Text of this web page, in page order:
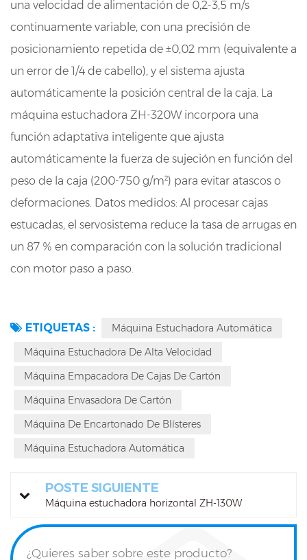
una velocidad de alimentación de 0,2-3,5 m/s
continuamente variable, con una precisión de
posicionamiento repetida de ±0,02 mm (equivalente a
un error de 1/4 de cabello), y el sistema ajusta
automáticamente la posición central de la caja. La
máquina estuchadora ZH-320W incorpora una
función adaptativa inteligente que ajusta
automáticamente la fuerza de sujeción en función del
peso de la caja (200-750 g/m²) para evitar atascos o
deformaciones. Datos medidos: Al procesar cajas
estucadas, el servosistema reduce la tasa de arrugas en
un 87 % en comparación con la solución tradicional
con motor paso a paso.
ETIQUETAS :
Máquina Estuchadora Automática
Máquina Estuchadora De Alta Velocidad
Máquina Empacadora De Cajas De Cartón
Máquina Envasadora De Cartón
Máquina De Encartonado De Blísteres
Máquina Estuchadora Automática
POSTE SIGUIENTE
Máquina estuchadora horizontal ZH-130W
¿Quieres saber sobre este producto?